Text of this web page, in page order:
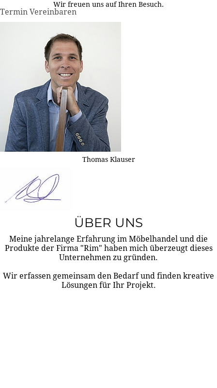
Wir freuen uns auf Ihren Besuch.
Termin Vereinbaren
Thomas Klauser
ÜBER UNS
Meine jahrelange Erfahrung im Möbelhandel und die
Produkte der Firma "Rim" haben mich überzeugt dieses
Unternehmen zu gründen.
Wir erfassen gemeinsam den Bedarf und finden kreative
Lösungen für Ihr Projekt.